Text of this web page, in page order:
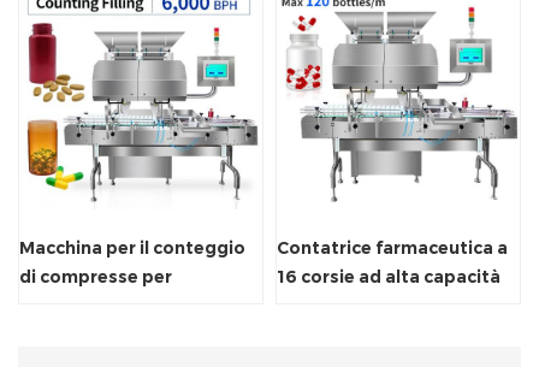
Macchina per il conteggio
di compresse per
Contatrice farmaceutica a
16 corsie ad alta capacità